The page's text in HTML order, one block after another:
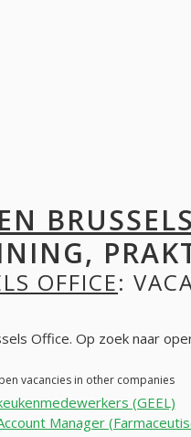
OFFICE:
Office. Op zoek naar
vacancies in other companies
(GEEL)
Manager